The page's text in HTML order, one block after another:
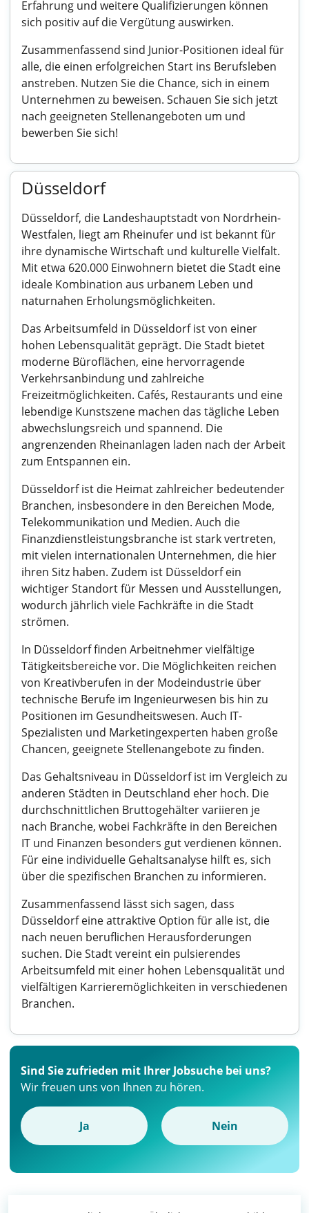
Erfahrung und weitere Qualifizierungen können
sich positiv auf die Vergütung auswirken.
Zusammenfassend sind Junior-Positionen ideal für
alle, die einen erfolgreichen Start ins Berufsleben
anstreben. Nutzen Sie die Chance, sich in einem
Unternehmen zu beweisen. Schauen Sie sich jetzt
nach geeigneten Stellenangeboten um und
bewerben Sie sich!
Düsseldorf
Düsseldorf, die Landeshauptstadt von Nordrhein-
Westfalen, liegt am Rheinufer und ist bekannt für
ihre dynamische Wirtschaft und kulturelle Vielfalt.
Mit etwa 620.000 Einwohnern bietet die Stadt eine
ideale Kombination aus urbanem Leben und
naturnahen Erholungsmöglichkeiten.
Das Arbeitsumfeld in Düsseldorf ist von einer
hohen Lebensqualität geprägt. Die Stadt bietet
moderne Büroflächen, eine hervorragende
Verkehrsanbindung und zahlreiche
Freizeitmöglichkeiten. Cafés, Restaurants und eine
lebendige Kunstszene machen das tägliche Leben
abwechslungsreich und spannend. Die
angrenzenden Rheinanlagen laden nach der Arbeit
zum Entspannen ein.
Düsseldorf ist die Heimat zahlreicher bedeutender
Branchen, insbesondere in den Bereichen Mode,
Telekommunikation und Medien. Auch die
Finanzdienstleistungsbranche ist stark vertreten,
mit vielen internationalen Unternehmen, die hier
ihren Sitz haben. Zudem ist Düsseldorf ein
wichtiger Standort für Messen und Ausstellungen,
wodurch jährlich viele Fachkräfte in die Stadt
strömen.
In Düsseldorf finden Arbeitnehmer vielfältige
Tätigkeitsbereiche vor. Die Möglichkeiten reichen
von Kreativberufen in der Modeindustrie über
technische Berufe im Ingenieurwesen bis hin zu
Positionen im Gesundheitswesen. Auch IT-
Spezialisten und Marketingexperten haben große
Chancen, geeignete Stellenangebote zu finden.
Das Gehaltsniveau in Düsseldorf ist im Vergleich zu
anderen Städten in Deutschland eher hoch. Die
durchschnittlichen Bruttogehälter variieren je
nach Branche, wobei Fachkräfte in den Bereichen
IT und Finanzen besonders gut verdienen können.
Für eine individuelle Gehaltsanalyse hilft es, sich
über die spezifischen Branchen zu informieren.
Zusammenfassend lässt sich sagen, dass
Düsseldorf eine attraktive Option für alle ist, die
nach neuen beruflichen Herausforderungen
suchen. Die Stadt vereint ein pulsierendes
Arbeitsumfeld mit einer hohen Lebensqualität und
vielfältigen Karrieremöglichkeiten in verschiedenen
Branchen.
Sind Sie zufrieden mit Ihrer Jobsuche bei uns?
Wir freuen uns von Ihnen zu hören.
Ja Nein